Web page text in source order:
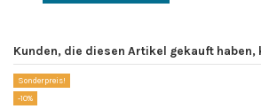
Kunden, die diesen Artikel gekauft haben,
Sonderpreis!
-10%